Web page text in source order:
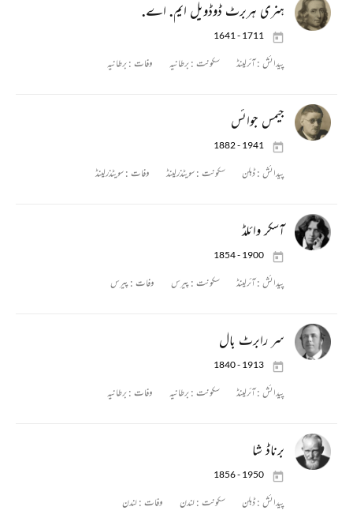
ہنری ہربرٹ ڈوڈویل ایم. اے.
1641 - 1711
پیدائش :آئرلینڈ سکونت :برطانیہ وفات :برطانیہ
جیمس جوائس
1882 - 1941
پیدائش :ڈبلن سکونت :سویٹذرلینڈ وفات :سویٹذرلینڈ
آسکر وائلڈ
1854 - 1900
پیدائش :آئرلینڈ سکونت :پیرس وفات :پیرس
سر رابرٹ بال
1840 - 1913
پیدائش :آئرلینڈ سکونت :برطانیہ وفات :برطانیہ
برناڈ شا
1856 - 1950
پیدائش :ڈبلن سکونت : لندن وفات : لندن